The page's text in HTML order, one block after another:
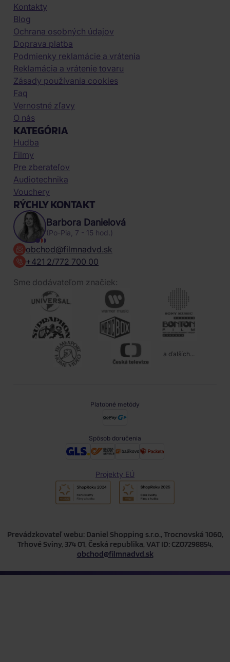
Kontakty
Blog
Ochrana osobných údajov
Doprava platba
Podmienky reklamácie a vrátenia
Reklamácia a vrátenie tovaru
Zásady používania cookies
Faq
Vernostné zľavy
O nás
KATEGÓRIA
Hudba
Filmy
Pre zberateľov
Audiotechnika
Vouchery
RÝCHLY KONTAKT
Barbora Danielová
(Po-Pia, 7 - 15 hod.)
obchod@filmnadvd.sk
+421 2/772 700 00
Sme dodávateľom značiek:
a ďalších...
Platobné metódy
Spôsob doručenia
Projekty EÚ
Prevádzkovateľ webu: Daniel Shopping s.r.o., Trocnovská 1060,
Trhové Sviny, 374 01, Česká republika, VAT ID: CZ07298854,
obchod@filmnadvd.sk